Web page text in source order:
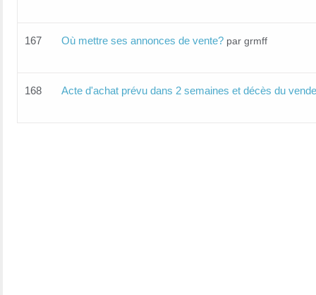
167 Où mettre ses annonces de vente? par grmff
168 Acte d'achat prévu dans 2 semaines et décès du